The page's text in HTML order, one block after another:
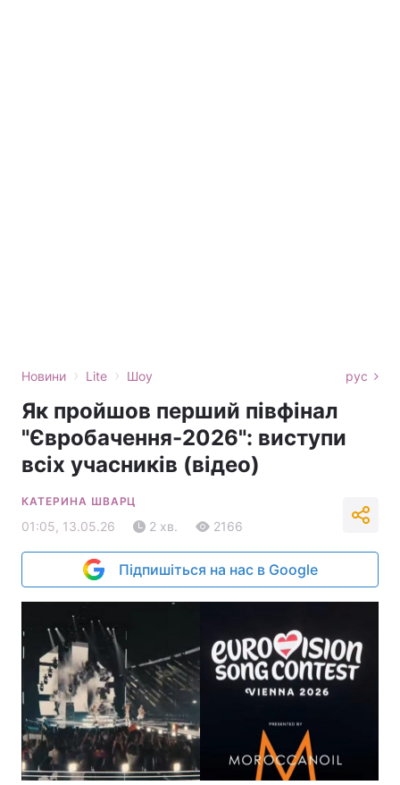
Новини › Lite › Шоу рус
Як пройшов перший півфінал
"Євробачення-2026": виступи
всіх учасників (відео)
КАТЕРИНА ШВАРЦ
01:05, 13.05.26 2 хв. 2166
Підпишіться на нас в Google